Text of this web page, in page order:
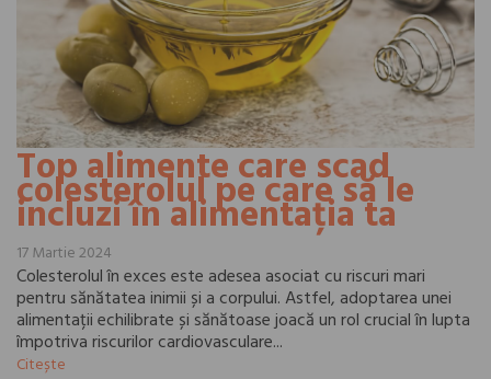
Top alimente care scad
colesterolul pe care să le
incluzi în alimentația ta
17 Martie 2024
Colesterolul în exces este adesea asociat cu riscuri mari
pentru sănătatea inimii și a corpului. Astfel, adoptarea unei
alimentații echilibrate și sănătoase joacă un rol crucial în lupta
împotriva riscurilor cardiovasculare...
Citește